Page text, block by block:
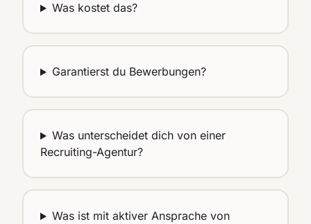
Was kostet das?
Garantierst du Bewerbungen?
Was unterscheidet dich von einer
Recruiting-Agentur?
Was ist mit aktiver Ansprache von